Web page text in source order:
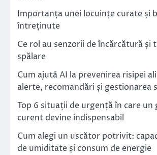
Importanța unei locuințe curate și
întreținute
Ce rol au senzorii de încărcătură și
spălare
Cum ajută AI la prevenirea risipei
alerte, recomandări și gestionarea
Top 6 situații de urgență în care un
curent devine indispensabil
Cum alegi un uscător potrivit:
de umiditate și consum de energie